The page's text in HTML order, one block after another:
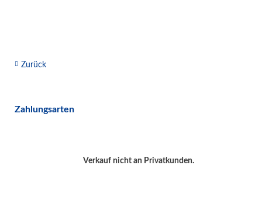
Zurück
Zahlungsarten
Verkauf nicht an Privatkunden.